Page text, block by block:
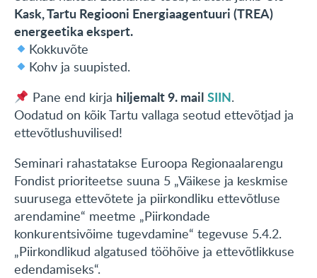
Kask, Tartu Regiooni Energiaagentuuri (TREA)
energeetika ekspert.
Kokkuvõte
Kohv ja suupisted.
Pane end kirja hiljemalt 9. mail SIIN.
Oodatud on kõik Tartu vallaga seotud ettevõtjad ja
ettevõtlushuvilised!
Seminari rahastatakse Euroopa Regionaalarengu
Fondist prioriteetse suuna 5 „Väikese ja keskmise
suurusega ettevõtete ja piirkondliku ettevõtluse
arendamine“ meetme „Piirkondade
konkurentsivõime tugevdamine“ tegevuse 5.4.2.
„Piirkondlikud algatused tööhõive ja ettevõtlikkuse
edendamiseks“.